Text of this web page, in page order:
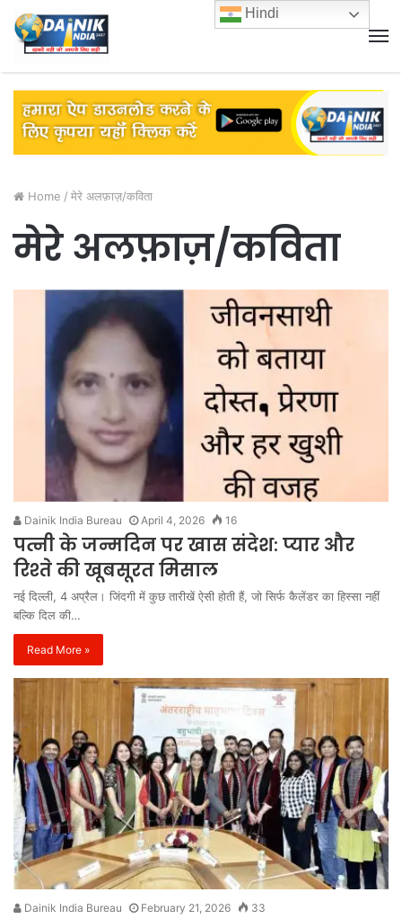
Home / मेरे अलफ़ाज़/कविता
मेरे अलफ़ाज़/कविता
Dainik India Bureau April 4, 2026 16
पत्नी के जन्मदिन पर खास संदेश: प्यार और
रिश्ते की खूबसूरत मिसाल
नई दिल्ली, 4 अप्रैल। जिंदगी में कुछ तारीखें ऐसी होती हैं, जो सिर्फ कैलेंडर का हिस्सा नहीं
बल्कि दिल की…
Read More »
Dainik India Bureau February 21, 2026 33
Hindi